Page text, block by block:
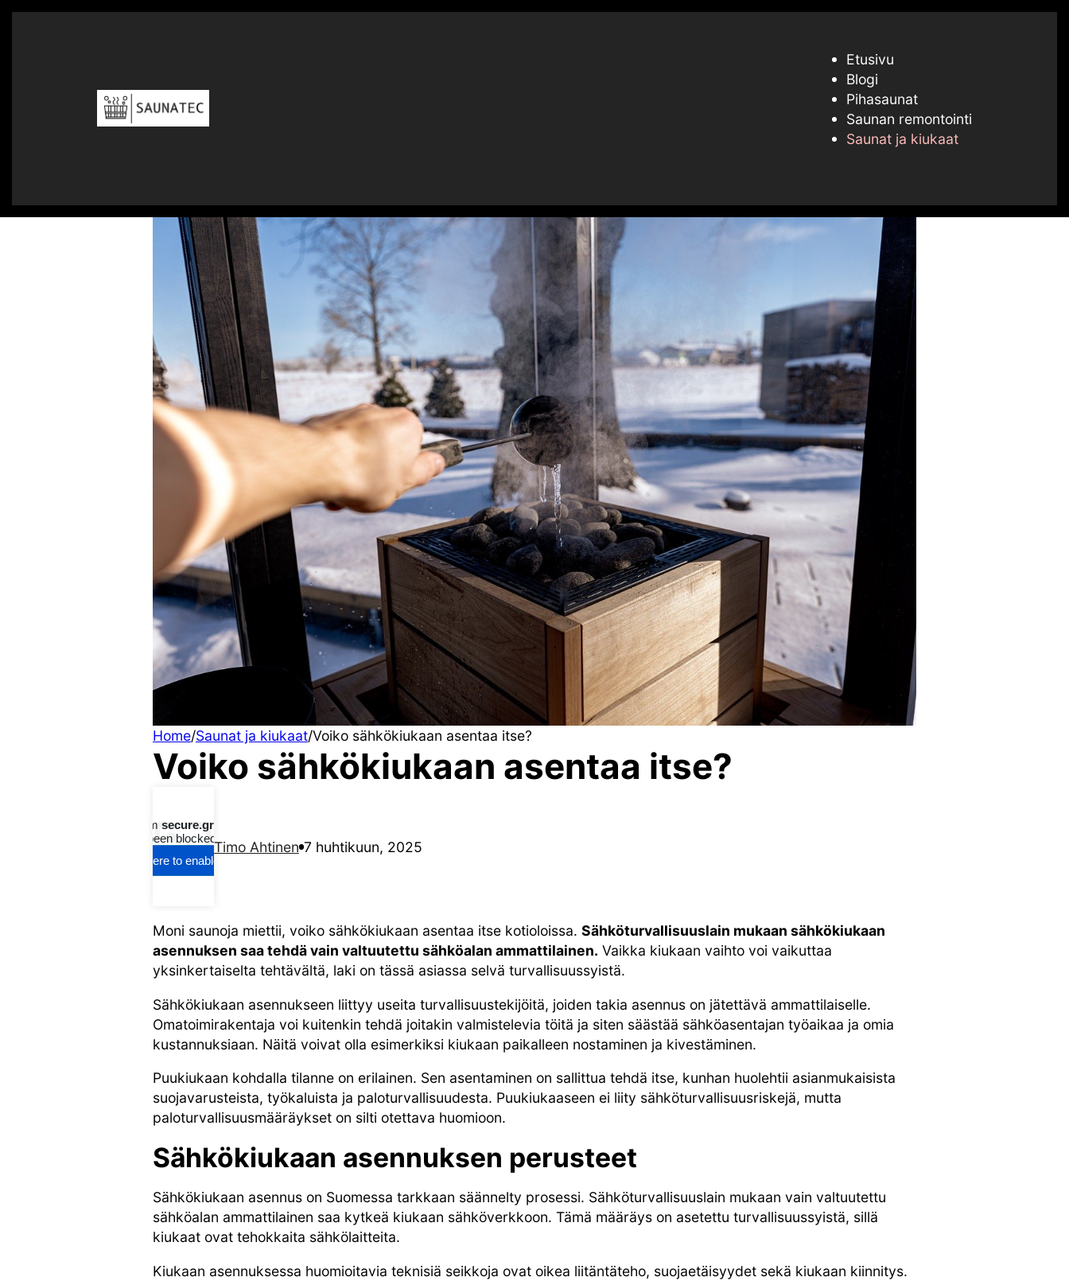
Etusivu
Blogi
Pihasaunat
Saunan remontointi
Saunat ja kiukaat
Home/Saunat ja kiukaat/Voiko sähkökiukaan asentaa itse?
Voiko sähkökiukaan asentaa itse?
Timo Ahtinen 7 huhtikuun, 2025
Moni saunoja miettii, voiko sähkökiukaan asentaa itse kotioloissa. Sähköturvallisuuslain mukaan sähkökiukaan
asennuksen saa tehdä vain valtuutettu sähköalan ammattilainen. Vaikka kiukaan vaihto voi vaikuttaa
yksinkertaiselta tehtävältä, laki on tässä asiassa selvä turvallisuussyistä.
Sähkökiukaan asennukseen liittyy useita turvallisuustekijöitä, joiden takia asennus on jätettävä ammattilaiselle.
Omatoimirakentaja voi kuitenkin tehdä joitakin valmistelevia töitä ja siten säästää sähköasentajan työaikaa ja omia
kustannuksiaan. Näitä voivat olla esimerkiksi kiukaan paikalleen nostaminen ja kivestäminen.
Puukiukaan kohdalla tilanne on erilainen. Sen asentaminen on sallittua tehdä itse, kunhan huolehtii asianmukaisista
suojavarusteista, työkaluista ja paloturvallisuudesta. Puukiukaaseen ei liity sähköturvallisuusriskejä, mutta
paloturvallisuusmääräykset on silti otettava huomioon.
Sähkökiukaan asennuksen perusteet
Sähkökiukaan asennus on Suomessa tarkkaan säännelty prosessi. Sähköturvallisuuslain mukaan vain valtuutettu
sähköalan ammattilainen saa kytkeä kiukaan sähköverkkoon. Tämä määräys on asetettu turvallisuussyistä, sillä
kiukaat ovat tehokkaita sähkölaitteita.
Kiukaan asennuksessa huomioitavia teknisiä seikkoja ovat oikea liitäntäteho, suojaetäisyydet sekä kiukaan kiinnitys.